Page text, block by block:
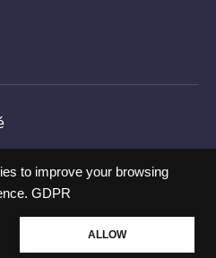
to improve your browsing
GDPR
ALLOW